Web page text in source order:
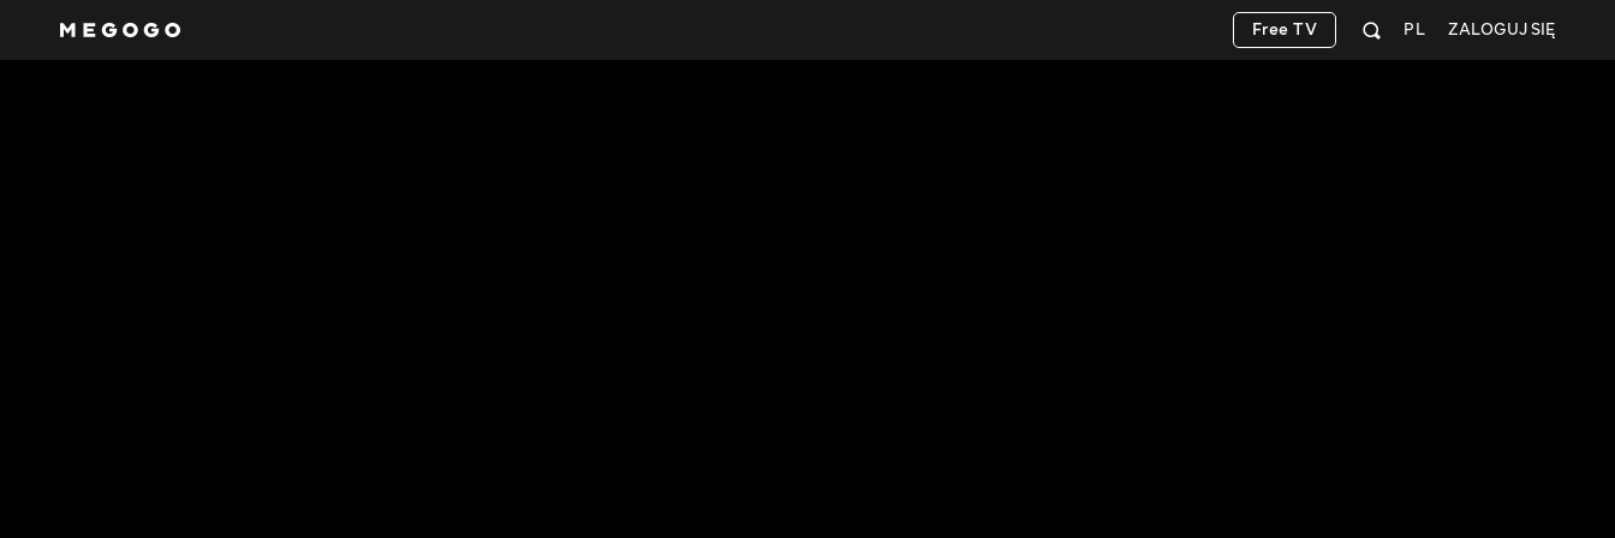
ZALOGUJ SIĘ
PL
Free TV